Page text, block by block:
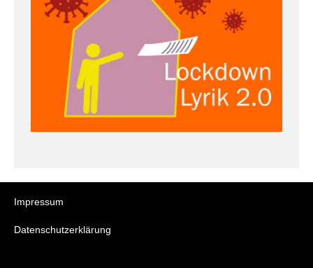
Impressum
Datenschutzerklärung